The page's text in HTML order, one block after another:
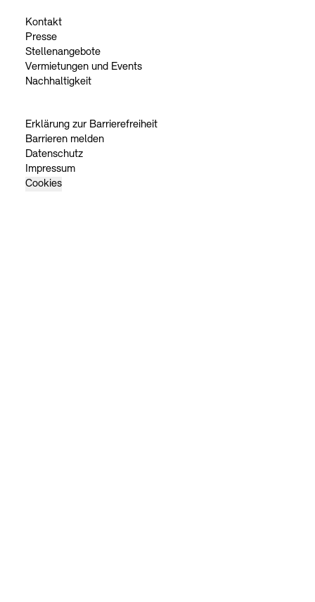
Kontakt
Presse
Stellenangebote
Vermietungen und Events
Nachhaltigkeit
Erklärung zur Barrierefreiheit
Barrieren melden
Datenschutz
Impressum
Cookies